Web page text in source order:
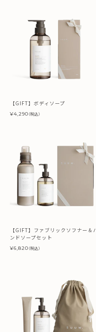
【GIFT】ボディソープ
¥4,290（税込）
【GIFT】ファブリックソフナー＆
ンドソープセット
¥6,820（税込）